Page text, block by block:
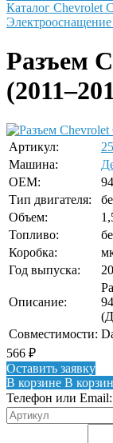
Каталог Chevrolet
Электрооснащение
Разъем
Артикул:
Машина:
OEM:
Тип двигателя:
Объем:
Топливо:
Коробка:
Год выпуска:
Описание:
Совместимости:
566 ₽
Оставить заявку
В корзине В
Телефон или Email: